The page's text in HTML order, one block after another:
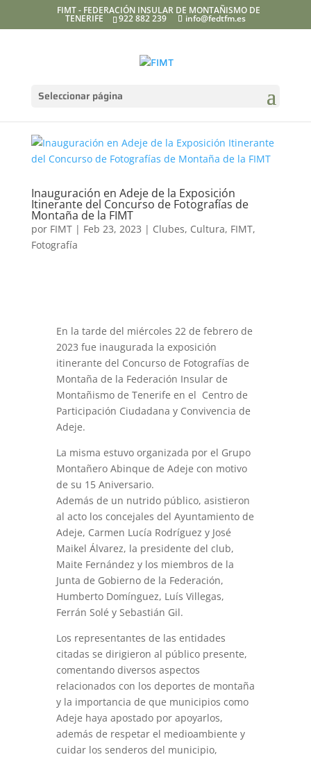
FIMT - FEDERACIÓN INSULAR DE MONTAÑISMO DE
TENERIFE 922 882 239 info@fedtfm.es
Seleccionar página
Inauguración en Adeje de la Exposición
Itinerante del Concurso de Fotografías de
Montaña de la FIMT
por FIMT| Feb 23, 2023 | Clubes, Cultura, FIMT,
Fotografía
En la tarde del miércoles 22 de febrero de
2023 fue inaugurada la exposición
itinerante del Concurso de Fotografías de
Montaña de la Federación Insular de
Montañismo de Tenerife en el Centro de
Participación Ciudadana y Convivencia de
Adeje.
La misma estuvo organizada por el Grupo
Montañero Abinque de Adeje con motivo
de su 15 Aniversario.
Además de un nutrido público, asistieron
al acto los concejales del Ayuntamiento de
Adeje, Carmen Lucía Rodríguez y José
Maikel Álvarez, la presidente del club,
Maite Fernández y los miembros de la
Junta de Gobierno de la Federación,
Humberto Domínguez, Luís Villegas,
Ferrán Solé y Sebastián Gil.
Los representantes de las entidades
citadas se dirigieron al público presente,
comentando diversos aspectos
relacionados con los deportes de montaña
y la importancia de que municipios como
Adeje haya apostado por apoyarlos,
además de respetar el medioambiente y
cuidar los senderos del municipio,